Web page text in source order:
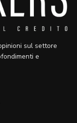
sul settore
e